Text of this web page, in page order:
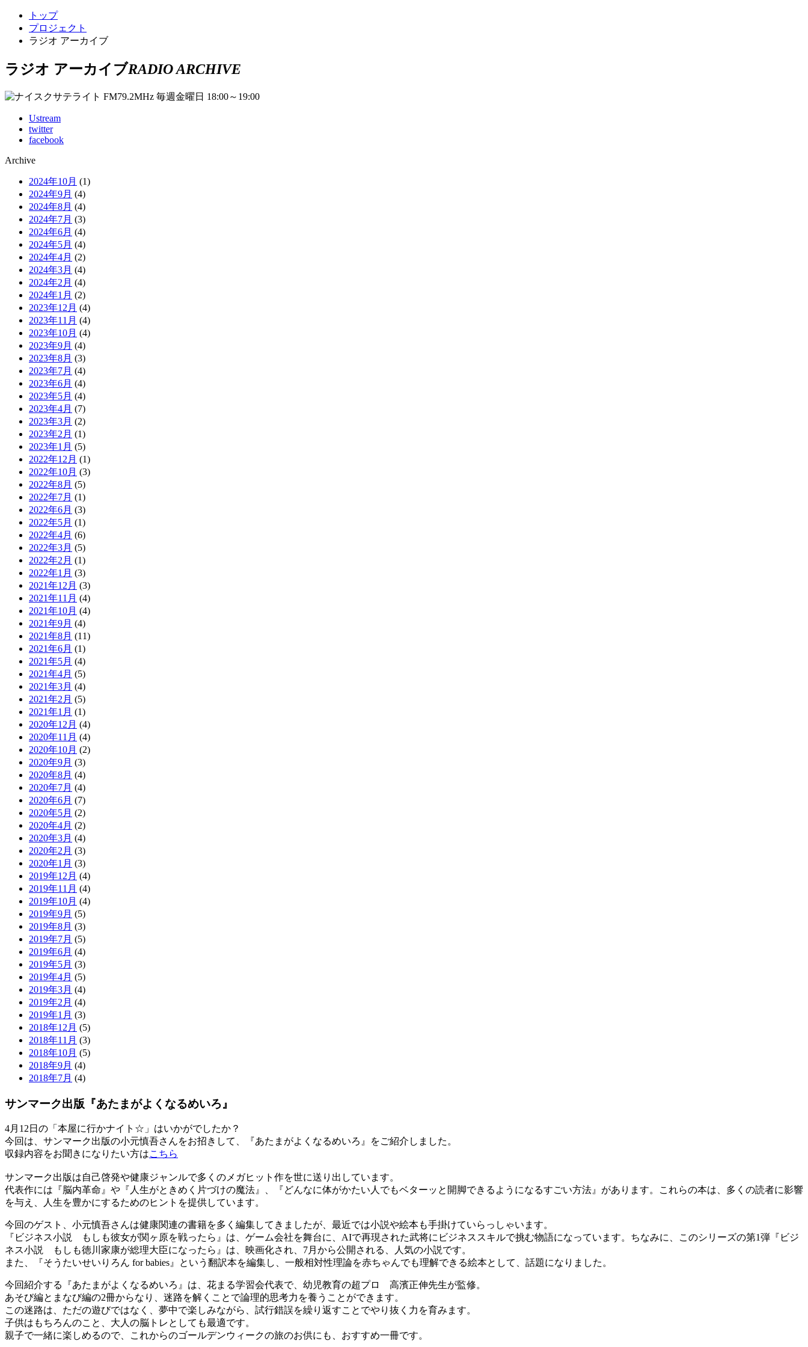
トップ
プロジェクト
ラジオ アーカイブ
ラジオ アーカイブRADIO ARCHIVE
Ustream
twitter
facebook
Archive
2024年10月 (1)
2024年9月 (4)
2024年8月 (4)
2024年7月 (3)
2024年6月 (4)
2024年5月 (4)
2024年4月 (2)
2024年3月 (4)
2024年2月 (4)
2024年1月 (2)
2023年12月 (4)
2023年11月 (4)
2023年10月 (4)
2023年9月 (4)
2023年8月 (3)
2023年7月 (4)
2023年6月 (4)
2023年5月 (4)
2023年4月 (7)
2023年3月 (2)
2023年2月 (1)
2023年1月 (5)
2022年12月 (1)
2022年10月 (3)
2022年8月 (5)
2022年7月 (1)
2022年6月 (3)
2022年5月 (1)
2022年4月 (6)
2022年3月 (5)
2022年2月 (1)
2022年1月 (3)
2021年12月 (3)
2021年11月 (4)
2021年10月 (4)
2021年9月 (4)
2021年8月 (11)
2021年6月 (1)
2021年5月 (4)
2021年4月 (5)
2021年3月 (4)
2021年2月 (5)
2021年1月 (1)
2020年12月 (4)
2020年11月 (4)
2020年10月 (2)
2020年9月 (3)
2020年8月 (4)
2020年7月 (4)
2020年6月 (7)
2020年5月 (2)
2020年4月 (2)
2020年3月 (4)
2020年2月 (3)
2020年1月 (3)
2019年12月 (4)
2019年11月 (4)
2019年10月 (4)
2019年9月 (5)
2019年8月 (3)
2019年7月 (5)
2019年6月 (4)
2019年5月 (3)
2019年4月 (5)
2019年3月 (4)
2019年2月 (4)
2019年1月 (3)
2018年12月 (5)
2018年11月 (3)
2018年10月 (5)
2018年9月 (4)
2018年7月 (4)
サンマーク出版『あたまがよくなるめいろ』
4月12日の「本屋に行かナイト☆」はいかがでしたか？
今回は、サンマーク出版の小元慎吾さんをお招きして、『あたまがよくなるめいろ』をご紹介しました。
収録内容をお聞きになりたい方はこちら
サンマーク出版は自己啓発や健康ジャンルで多くのメガヒット作を世に送り出しています。
代表作には『脳内革命』や『人生がときめく片づけの魔法』、『どんなに体がかたい人でもベターッと開脚できるようになるすごい方法』があります。これらの本は、多くの読者に影響
を与え、人生を豊かにするためのヒントを提供しています。
今回のゲスト、小元慎吾さんは健康関連の書籍を多く編集してきましたが、最近では小説や絵本も手掛けていらっしゃいます。
『ビジネス小説 もしも彼女が関ヶ原を戦ったら』は、ゲーム会社を舞台に、AIで再現された武将にビジネススキルで挑む物語になっています。ちなみに、このシリーズの第1弾『ビジ
ネス小説 もしも徳川家康が総理大臣になったら』は、映画化され、7月から公開される、人気の小説です。
また、『そうたいせいりろん for babies』という翻訳本を編集し、一般相対性理論を赤ちゃんでも理解できる絵本として、話題になりました。
今回紹介する『あたまがよくなるめいろ』は、花まる学習会代表で、幼児教育の超プロ 高濱正伸先生が監修。
あそび編とまなび編の2冊からなり、迷路を解くことで論理的思考力を養うことができます。
この迷路は、ただの遊びではなく、夢中で楽しみながら、試行錯誤を繰り返すことでやり抜く力を育みます。
子供はもちろんのこと、大人の脳トレとしても最適です。
親子で一緒に楽しめるので、これからのゴールデンウィークの旅のお供にも、おすすめ一冊です。